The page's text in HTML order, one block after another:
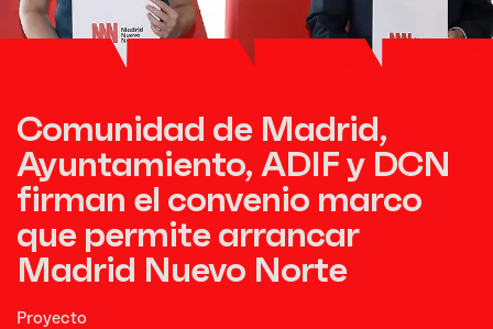
Comunidad de Madrid,
Ayuntamiento, ADIF y DCN
firman el convenio marco
que permite arrancar
Madrid Nuevo Norte
Proyecto